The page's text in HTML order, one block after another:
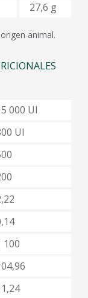
27,6 g
animal.
000 UI
UI
100